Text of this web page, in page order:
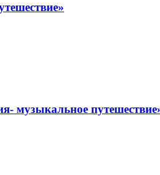
музыкальное